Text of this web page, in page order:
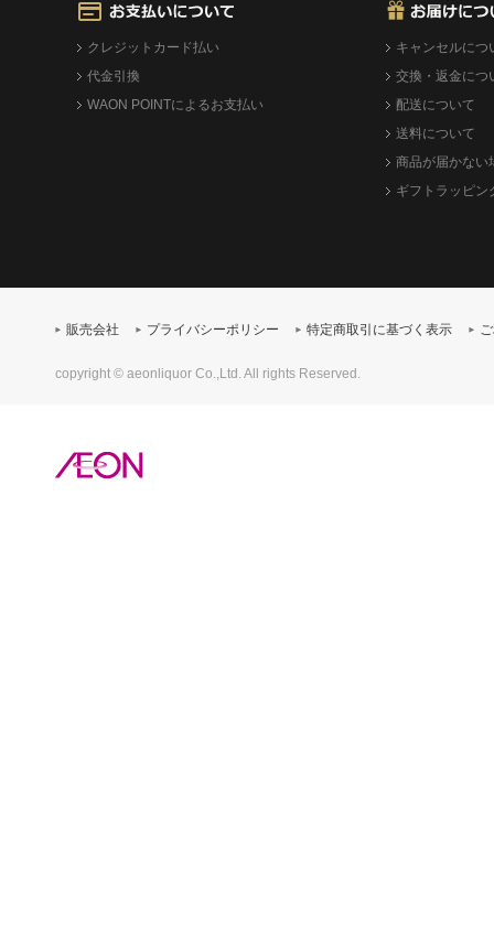
クレジットカード払い
代金引換
WAON POINTによるお支払い
キャンセルにつ
交換・返金につ
配送について
送料について
商品が届かない
ギフトラッピン
販売会社 プライバシーポリシー 特定商取引に基づく表示
copyright © aeonliquor Co.,Ltd. All rights Reserved.